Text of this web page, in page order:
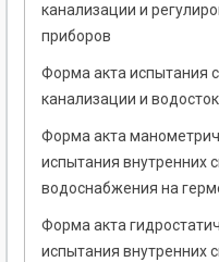
канализации и
приборов
Форма акта испытания
канализации и
Форма акта
испытания внутренних
водоснабжения на
Форма акта
испытания внутренних